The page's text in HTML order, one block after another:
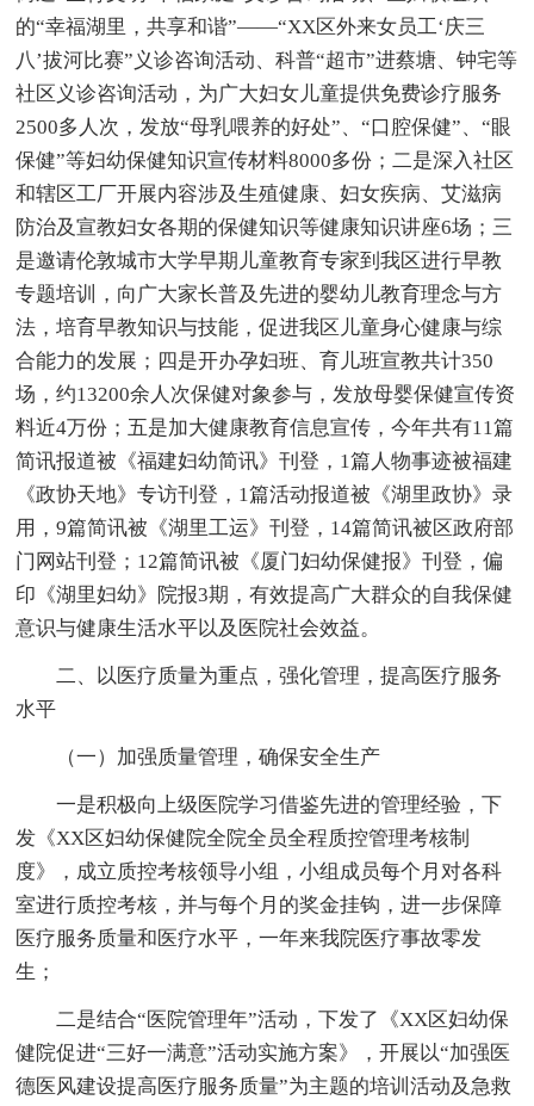
的“幸福湖里，共享和谐”——“XX区外来女员工‘庆三
八’拔河比赛”义诊咨询活动、科普“超市”进蔡塘、钟宅等
社区义诊咨询活动，为广大妇女儿童提供免费诊疗服务
2500多人次，发放“母乳喂养的好处”、“口腔保健”、“眼
保健”等妇幼保健知识宣传材料8000多份；二是深入社区
和辖区工厂开展内容涉及生殖健康、妇女疾病、艾滋病
防治及宣教妇女各期的保健知识等健康知识讲座6场；三
是邀请伦敦城市大学早期儿童教育专家到我区进行早教
专题培训，向广大家长普及先进的婴幼儿教育理念与方
法，培育早教知识与技能，促进我区儿童身心健康与综
合能力的发展；四是开办孕妇班、育儿班宣教共计350
场，约13200余人次保健对象参与，发放母婴保健宣传资
料近4万份；五是加大健康教育信息宣传，今年共有11篇
简讯报道被《福建妇幼简讯》刊登，1篇人物事迹被福建
《政协天地》专访刊登，1篇活动报道被《湖里政协》录
用，9篇简讯被《湖里工运》刊登，14篇简讯被区政府部
门网站刊登；12篇简讯被《厦门妇幼保健报》刊登，偏
印《湖里妇幼》院报3期，有效提高广大群众的自我保健
意识与健康生活水平以及医院社会效益。
二、以医疗质量为重点，强化管理，提高医疗服务
水平
（一）加强质量管理，确保安全生产
一是积极向上级医院学习借鉴先进的管理经验，下
发《XX区妇幼保健院全院全员全程质控管理考核制
度》，成立质控考核领导小组，小组成员每个月对各科
室进行质控考核，并与每个月的奖金挂钩，进一步保障
医疗服务质量和医疗水平，一年来我院医疗事故零发
生；
二是结合“医院管理年”活动，下发了《XX区妇幼保
健院促进“三好一满意”活动实施方案》，开展以“加强医
德医风建设提高医疗服务质量”为主题的培训活动及急救